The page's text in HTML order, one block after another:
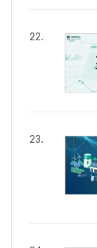
22.
23.